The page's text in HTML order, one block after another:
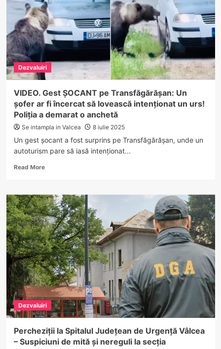
de
corupție
de
la
NEUROPSIHIATRIE
INFANTILĂ
Dezvaluiri
VIDEO. Gest ȘOCANT pe Transfăgărășan: Un
șofer ar fi încercat să lovească intenționat un urs!
Poliția a demarat o anchetă
Se intampla in Valcea 8 iulie 2025
Un gest șocant a fost surprins pe Transfăgărășan, unde un
autoturism pare să iasă intenționat...
Read MoreRead
VIDEO.
Gest
ȘOCANT
pe
Transfăgărășan:
Un
șofer
ar
fi
încercat
să
lovească
intenționat
un
Poliția
a
Dezvaluiri
Percheziții la Spitalul Județean de Urgență Vâlcea
– Suspiciuni de mită și nereguli la secția